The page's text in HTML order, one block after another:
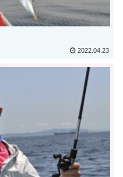
2022.04.23